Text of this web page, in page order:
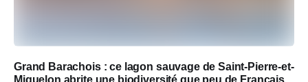
Grand Barachois : ce lagon sauvage de Saint-Pierre-et-
Miquelon abrite une biodiversité que peu de Français